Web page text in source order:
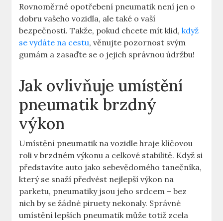
Rovnoměrné opotřebení pneumatik není jen o
dobru vašeho vozidla, ale také o vaší
bezpečnosti. Takže, pokud chcete mít klid,když
se vydáte na cestu, věnujte pozornost svým
gumám a zasaďte se o jejich správnou údržbu!
Jak ovlivňuje umístění
pneumatik brzdný
výkon
Umístění pneumatik na vozidle hraje klíčovou
roli v brzdném výkonu a celkové stabilitě. Když si
představíte auto jako sebevědomého tanečníka,
který se snaží předvést nejlepší výkon na
parketu, pneumatiky jsou jeho srdcem – bez
nich by se žádné piruety nekonaly. Správné
umístění lepších pneumatik může totiž zcela